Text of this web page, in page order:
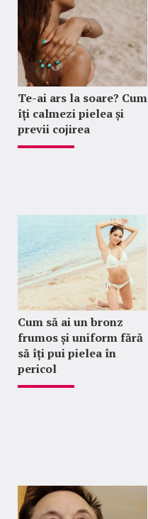
Te-ai ars la soare? Cum
îți calmezi pielea și
previi cojirea
Cum să ai un bronz
frumos și uniform fără
să îți pui pielea în
pericol